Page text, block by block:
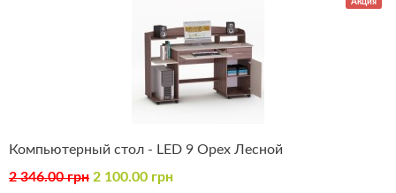
Компьютерный стол - LED 9 Орех Лесной
2 346.00 грн 2 100.00 грн